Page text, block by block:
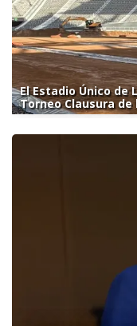
El Estadio Único de
Torneo Clausura de